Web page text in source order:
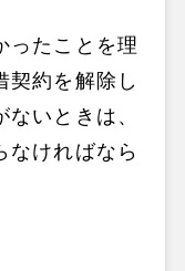
ったことを理
契約を解除し
いときは、
なければなら